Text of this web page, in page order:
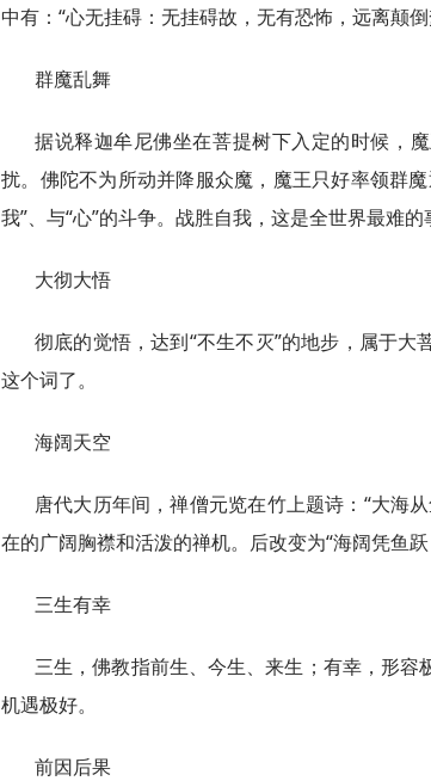
中有：“心无挂碍：无挂碍故，无有恐怖，远离颠
群魔乱舞
据说释迦牟尼佛坐在菩提树下入定的时候，
扰。佛陀不为所动并降服众魔，魔王只好率领群
我”、与“心”的斗争。战胜自我，这是全世界最难的
大彻大悟
彻底的觉悟，达到“不生不灭”的地步，属于
这个词了。
海阔天空
唐代大历年间，禅僧元览在竹上题诗：“大海
在的广阔胸襟和活泼的禅机。后改变为“海阔凭鱼
三生有幸
三生，佛教指前生、今生、来生；有幸，形容
机遇极好。
前因后果